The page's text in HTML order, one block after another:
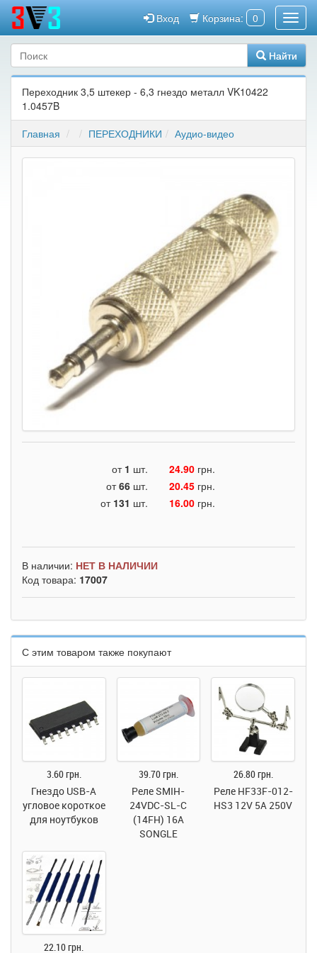
Корзина: 0
Вход
Найти
Переходник 3,5 штекер - 6,3 гнездо металл VK10422
1.0457B
Главная
ПЕРЕХОДНИКИ Аудио-видео
от 1 шт. 24.90 грн.
от66 шт. 20.45 грн.
от 131 шт. 16.00 грн.
В наличии: НЕТ В НАЛИЧИИ
Код товара: 17007
С этим товаром также покупают
3.60 грн.
Гнездо USB-A
угловое короткое
для ноутбуков
39.70 грн.
Реле SMIH-
24VDC-SL-C
(14FH) 16A
SONGLE
26.80 грн.
Реле HF33F-012-
HS3 12V 5A 250V
22.10 грн.